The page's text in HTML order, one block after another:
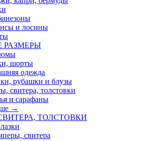
и лосины
РАЗМЕРЫ
шорты
одежда
рубашки и блузы
свитера, толстовки
и сарафаны
→
ТОЛСТОВКИ
свитера